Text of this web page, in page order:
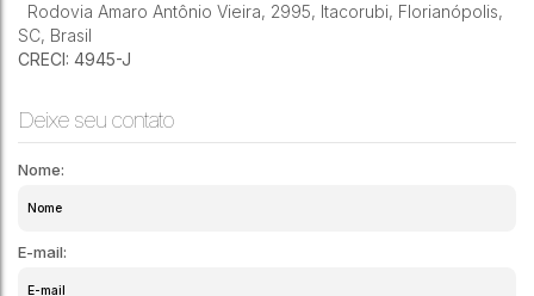
Rodovia Amaro Antônio Vieira, 2995, Itacorubi, Florianópolis,
SC, Brasil
CRECI: 4945-J
Deixe seu contato
Nome:
E-mail: